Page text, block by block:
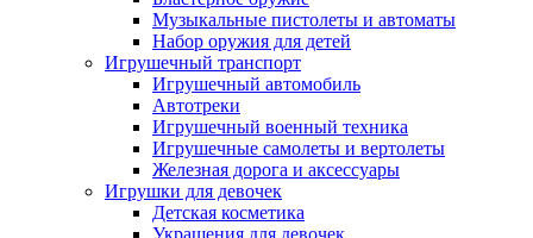
Музыкальные пистолеты и автоматы
Набор оружия для детей
Игрушечный транспорт
Игрушечный автомобиль
Aвтотреки
Игрушечный военный техника
Игрушечные самолеты и вертолеты
Железная дорога и аксессуары
Игрушки для девочек
Детская косметика
Украшения для девочек